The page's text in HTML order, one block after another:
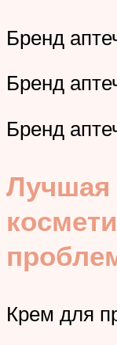
Бренд
Бренд
Бренд
Лучшая
Крем для